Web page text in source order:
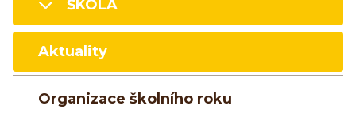
ŠKOLA
Aktuality
Organizace školního roku